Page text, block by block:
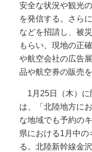
安全な状況や観光
を発信する。さら
などを招請し、被
もらい、現地の正
や航空会社の広告
品や航空券の販売を
1月25日（木）に
は、「北陸地方に
な地域でも予約の
県における1月中
る。北陸新幹線金